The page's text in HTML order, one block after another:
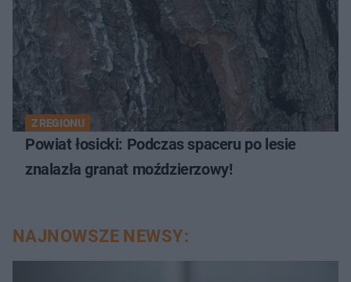
Z REGIONU
Powiat łosicki: Podczas spaceru po lesie
znalazła granat moździerzowy!
NAJNOWSZE NEWSY: